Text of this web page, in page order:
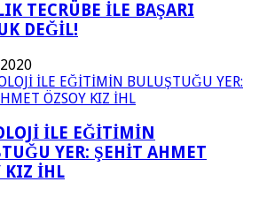
TECRÜBE İLE BAŞARI
DEĞİL!
İLE EĞİTİMİN
YER: ŞEHİT AHMET
KIZ İHL